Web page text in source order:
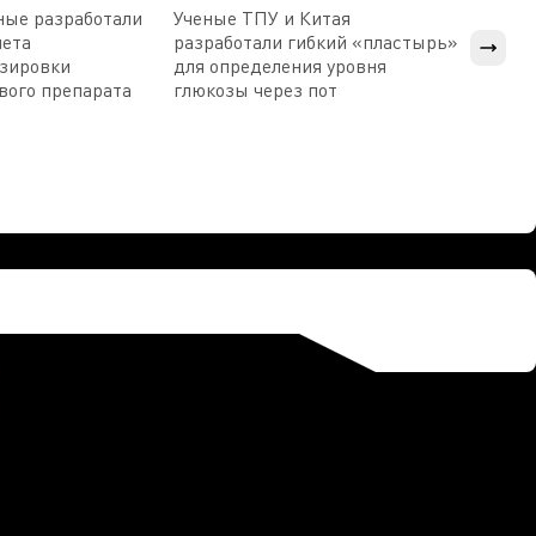
разработали
препарата
Ученые ТПУ и Китая
разработали гибкий «пластырь»
для определения уровня
глюкозы через пот